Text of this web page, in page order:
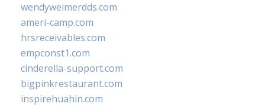
wendyweimerdds.com
ameri-camp.com
hrsreceivables.com
empconst1.com
cinderella-support.com
bigpinkrestaurant.com
inspirehuahin.com